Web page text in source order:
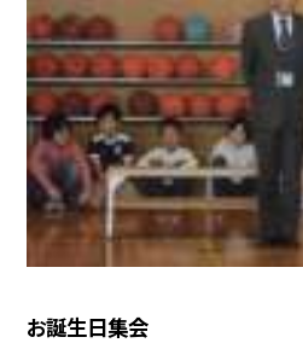
お誕生日集会